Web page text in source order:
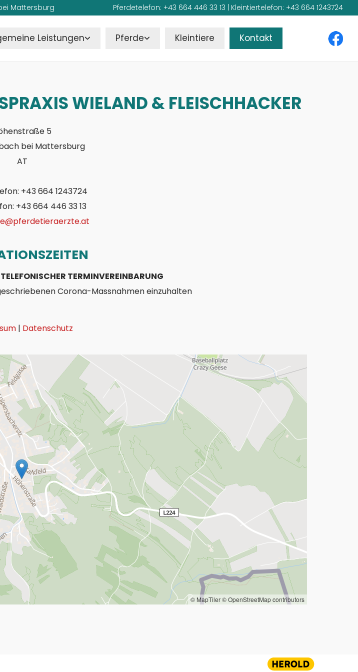
Mattersburg Pferdetelefon: +43 664 446 33 13 | Kleintiertelefon: +43 664 1243724
Leistungen Pferde Kleintiere Kontakt
WIELAND & FLEISCHHACKER
5
bei Mattersburg
AT
+43 664 1243724
+43 664 446 33 13
TERMINVEREINBARUNG
Corona-Massnahmen einzuhalten
| Datenschutz
© MapTiler© OpenStreetMap contributors